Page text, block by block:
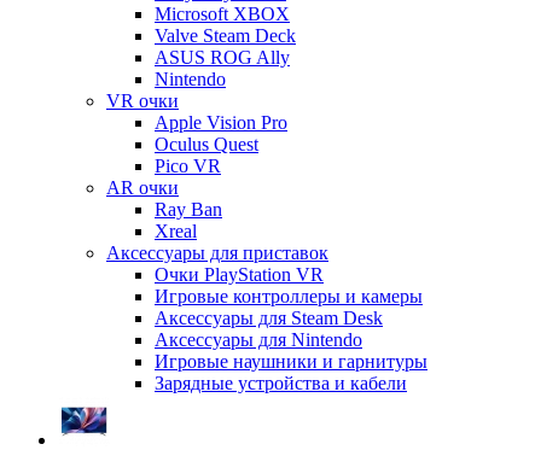
Microsoft XBOX
Valve Steam Deck
ASUS ROG Ally
Nintendo
VR очки
Apple Vision Pro
Oculus Quest
Pico VR
AR очки
Ray Ban
Xreal
Аксессуары для приставок
Очки PlayStation VR
Игровые контроллеры и камеры
Аксессуары для Steam Desk
Аксессуары для Nintendo
Игровые наушники и гарнитуры
Зарядные устройства и кабели